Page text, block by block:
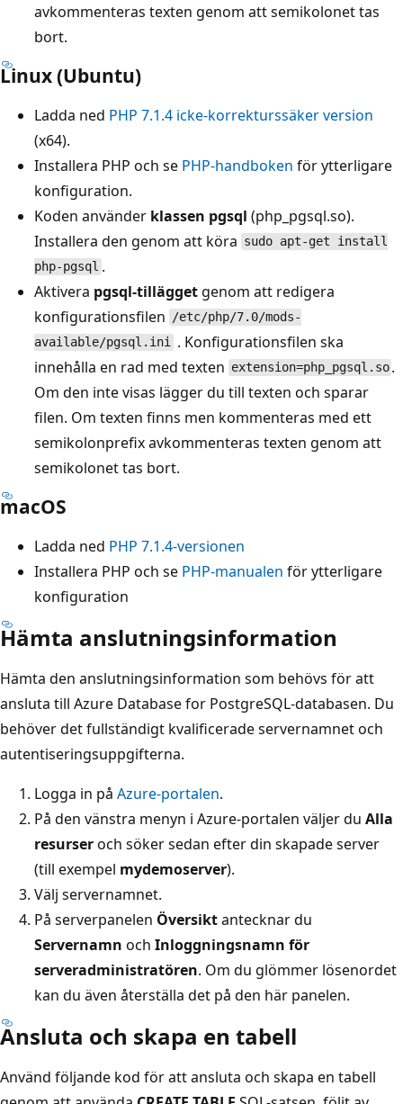
avkommenteras texten genom att semikolonet tas
bort.
Linux (Ubuntu)
Ladda ned PHP 7.1.4 icke-korrekturssäker version
(x64).
Installera PHP och se PHP-handboken för ytterligare
konfiguration.
Koden använder klassen pgsql (php_pgsql.so).
Installera den genom att köra sudo apt-get install
php-pgsql .
Aktivera pgsql-tillägget genom att redigera
konfigurationsfilen /etc/php/7.0/mods-
available/pgsql.ini . Konfigurationsfilen ska
innehålla en rad med texten extension=php_pgsql.so .
Om den inte visas lägger du till texten och sparar
filen. Om texten finns men kommenteras med ett
semikolonprefix avkommenteras texten genom att
semikolonet tas bort.
macOS
Ladda ned PHP 7.1.4-versionen
Installera PHP och se PHP-manualen för ytterligare
konfiguration
Hämta anslutningsinformation
Hämta den anslutningsinformation som behövs för att
ansluta till Azure Database for PostgreSQL-databasen. Du
behöver det fullständigt kvalificerade servernamnet och
autentiseringsuppgifterna.
Logga in på Azure-portalen.
På den vänstra menyn i Azure-portalen väljer du Alla
resurseroch söker sedan efter din skapade server
(till exempel mydemoserver).
Välj servernamnet.
På serverpanelen Översiktantecknar du
Servernamn och Inloggningsnamn för
serveradministratören. Om du glömmer lösenordet
kan du även återställa det på den här panelen.
Ansluta och skapa en tabell
Använd följande kod för att ansluta och skapa en tabell